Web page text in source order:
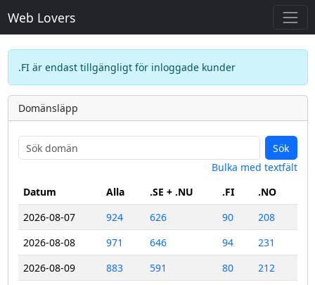
Web Lovers
.FI är endast tillgängligt för inloggade kunder
Domänsläpp
Sök
Bulka med textfält
Datum
Alla .SE + .NU .FI
.NO
2026-08-07
924 626 90
208
2026-08-08
971 646 94
231
2026-08-09
883 591 80
212